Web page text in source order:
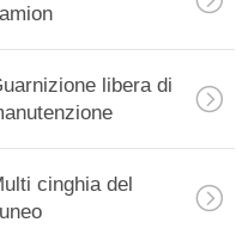
libera di
cinghia del